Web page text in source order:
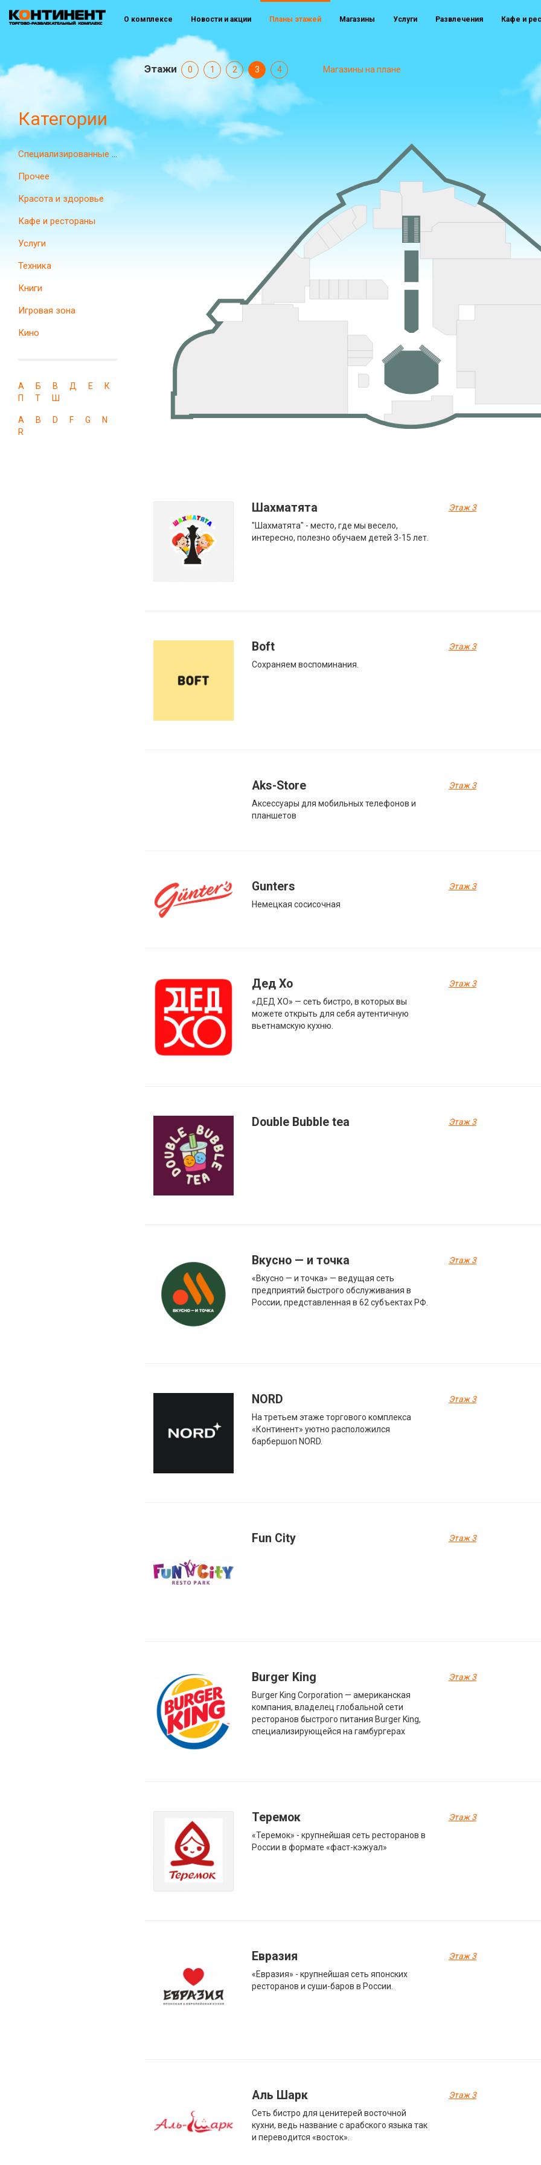
Категории
Специализированные магазины
Прочее
Красота и здоровье
Кафе и рестораны
Услуги
Техника
Книги
Игровая зона
Кино
А Б В Д Е
К
П
Т Ш
A B D F G
N
R
О комплексе Новости и акции Планы этажей Магазины Услуги Развлечения Кафе и
Этажи 0 1 2 3 4 Магазины на плане
Шахматята
"Шахматята" - место, где мы весело,
интересно, полезно обучаем детей 3-15 лет.
Этаж 3
Boft
Сохраняем воспоминания.
Этаж 3
Aks-Store
Аксессуары для мобильных телефонов и
планшетов
Этаж 3
Gunters
Немецкая сосисочная
Этаж 3
Дед Хо
«ДЕД ХО» — сеть бистро, в которых вы
можете открыть для себя аутентичную
вьетнамскую кухню.
Этаж 3
Double Bubble tea Этаж 3
Вкусно — и точка
«Вкусно — и точка» — ведущая сеть
предприятий быстрого обслуживания в
России, представленная в 62 субъектах РФ.
Этаж 3
NORD
На третьем этаже торгового комплекса
«Континент» уютно расположился
барбершоп NORD.
Этаж 3
Fun City Этаж 3
Burger King
Burger King Corporation — американская
компания, владелец глобальной сети
ресторанов быстрого питания Burger King,
специализирующейся на гамбургерах
Этаж 3
Теремок
«Теремок» - крупнейшая сеть ресторанов в
России в формате «фаст-кэжуал»
Этаж 3
Евразия
«Евразия» - крупнейшая сеть японских
ресторанов и суши-баров в России.
Этаж 3
Аль Шарк
Сеть бистро для ценитерей восточной
кухни, ведь название с арабского языка так
и переводится «восток».
Этаж 3